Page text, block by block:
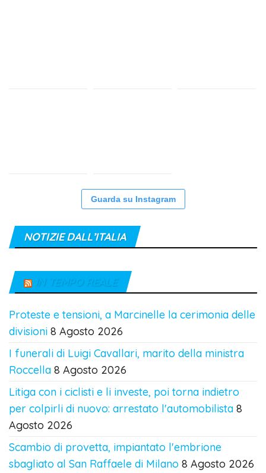
Guarda su Instagram
NOTIZIE DALL’ITALIA
IN TEMPO REALE
Proteste e tensioni, a Marcinelle la cerimonia delle
divisioni 8 Agosto 2026
I funerali di Luigi Cavallari, marito della ministra
Roccella 8 Agosto 2026
Litiga con i ciclisti e li investe, poi torna indietro
per colpirli di nuovo: arrestato l'automobilista 8
Agosto 2026
Scambio di provetta, impiantato l'embrione
sbagliato al San Raffaele di Milano 8 Agosto 2026